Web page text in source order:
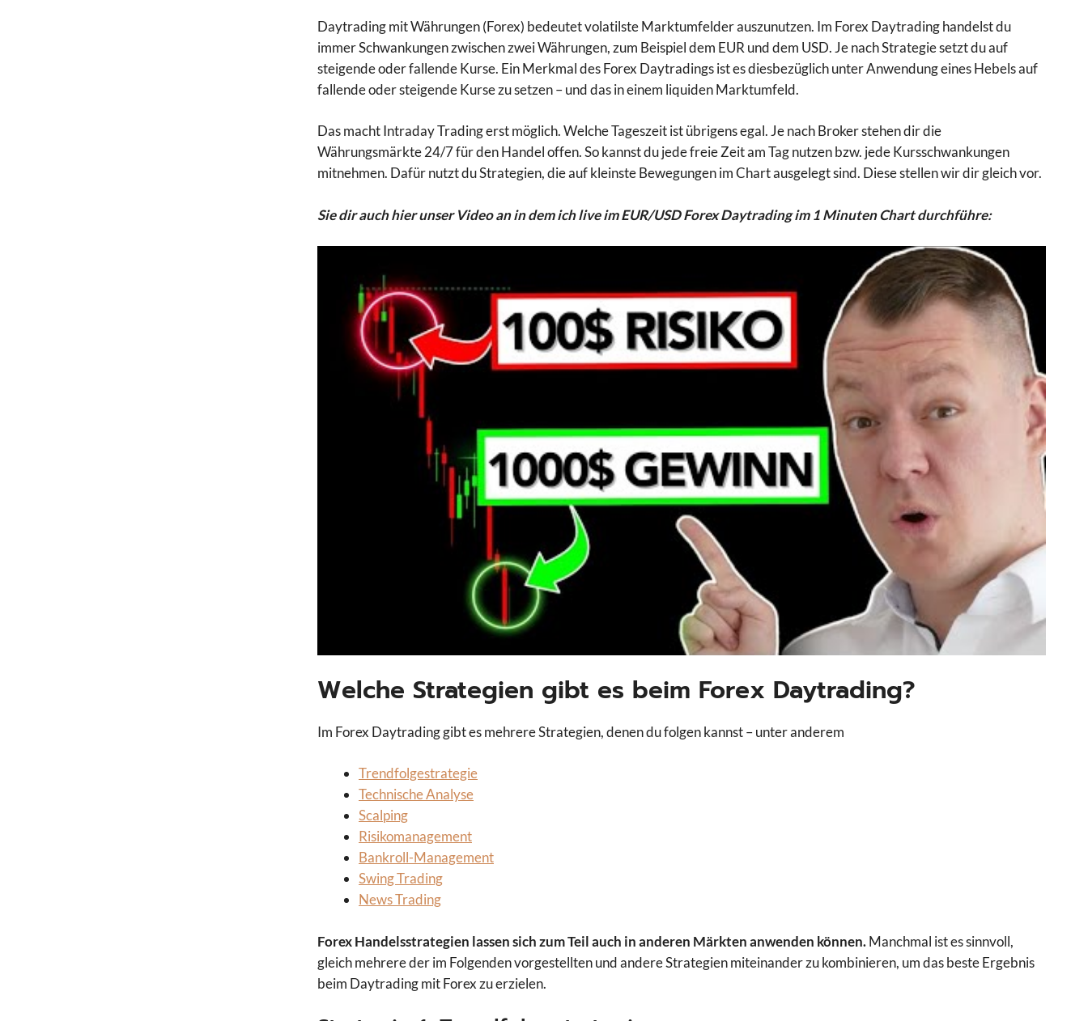
Daytrading mit Währungen (Forex) bedeutet volatilste Marktumfelder auszunutzen. Im Forex Daytrading handelst du
immer Schwankungen zwischen zwei Währungen, zum Beispiel dem EUR und dem USD. Je nach Strategie setzt du auf
steigende oder fallende Kurse. Ein Merkmal des Forex Daytradings ist es diesbezüglich unter Anwendung eines Hebels auf
fallende oder steigende Kurse zu setzen – und das in einem liquiden Marktumfeld.
Das macht Intraday Trading erst möglich. Welche Tageszeit ist übrigens egal. Je nach Broker stehen dir die
Währungsmärkte 24/7 für den Handel offen. So kannst du jede freie Zeit am Tag nutzen bzw. jede Kursschwankungen
mitnehmen. Dafür nutzt du Strategien, die auf kleinste Bewegungen im Chart ausgelegt sind. Diese stellen wir dir gleich vor.
Sie dir auch hier unser Video an in dem ich live im EUR/USD Forex Daytrading im 1 Minuten Chart durchführe:
Welche Strategien gibt es beim Forex Daytrading?
Im Forex Daytrading gibt es mehrere Strategien, denen du folgen kannst – unter anderem
Trendfolgestrategie
Technische Analyse
Scalping
Risikomanagement
Bankroll-Management
Swing Trading
News Trading
ForexHandelsstrategien lassen sich zum Teil auch in anderen Märkten anwenden können.Manchmal ist es sinnvoll,
gleich mehrere der im Folgenden vorgestellten und andere Strategien miteinander zu kombinieren, um das beste Ergebnis
beim Daytrading mit Forex zu erzielen.